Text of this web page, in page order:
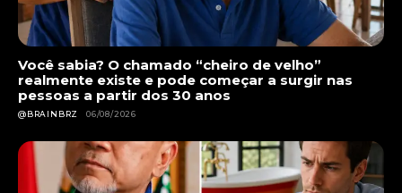
Você sabia? O chamado “cheiro de velho”
realmente existe e pode começar a surgir nas
pessoas a partir dos 30 anos
@BRAINBRZ 06/08/2026